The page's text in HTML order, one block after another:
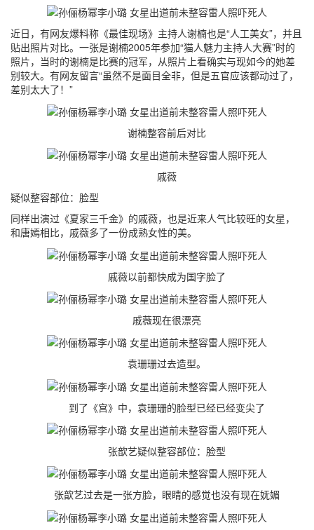
近日，有网友爆料称《最佳现场》主持人谢楠也是“人工美女”，并且
贴出照片对比。一张是谢楠2005年参加“猫人魅力主持人大赛”时的
照片，当时的谢楠是比赛的冠军，从照片上看确实与现如今的她差
别较大。有网友留言“虽然不是面目全非，但是五官应该都动过了，
差别太大了！”
谢楠整容前后对比
戚薇
疑似整容部位：脸型
同样出演过《夏家三千金》的戚薇，也是近来人气比较旺的女星，
和唐嫣相比，戚薇多了一份成熟女性的美。
戚薇以前都快成为国字脸了
戚薇现在很漂亮
袁珊珊过去造型。
到了《宫》中，袁珊珊的脸型已经已经变尖了
张歆艺疑似整容部位：脸型
张歆艺过去是一张方脸，眼睛的感觉也没有现在妩媚